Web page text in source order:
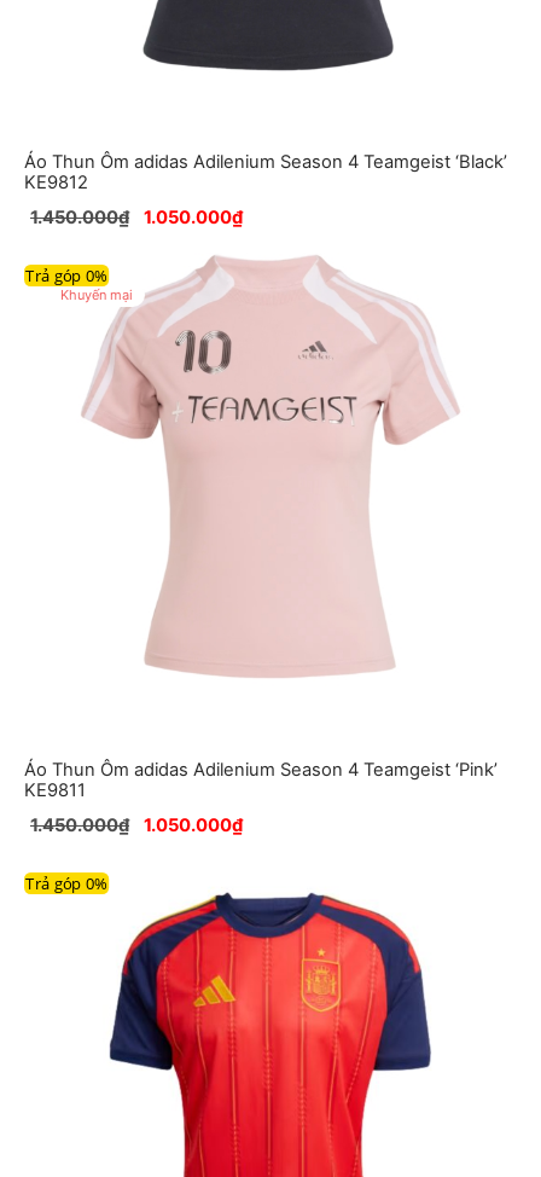
Áo Thun Ôm adidas Adilenium Season 4 Teamgeist ‘Black’
KE9812
1.450.000₫ 1.050.000₫
Trả góp 0%
Áo Thun Ôm adidas Adilenium Season 4 Teamgeist ‘Pink’
KE9811
Khuyến mại Sản
phẩm
đang
giảm
giá
1.450.000₫ 1.050.000₫
Trả góp 0%